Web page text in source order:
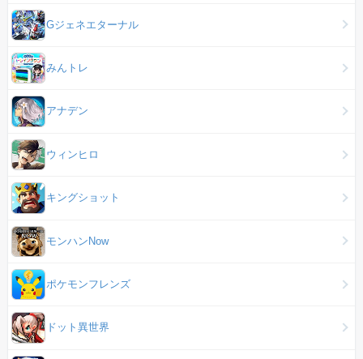
Gジェネエターナル
みんトレ
アナデン
ウィンヒロ
キングショット
モンハンNow
ポケモンフレンズ
ドット異世界